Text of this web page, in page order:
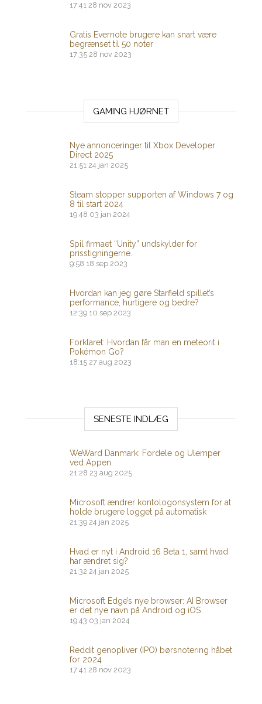
17:41 28 nov 2023
Gratis Evernote brugere kan snart være
begrænset til 50 noter
17:35 28 nov 2023
GAMING HJØRNET
Nye annonceringer til Xbox Developer
Direct 2025
21:51 24 jan 2025
Steam stopper supporten af ​​Windows 7 og
8 til start 2024
19:48 03 jan 2024
Spil firmaet “Unity” undskylder for
prisstigningerne.
9:58 18 sep 2023
Hvordan kan jeg gøre Starfield spillet’s
performance, hurtigere og bedre?
12:39 10 sep 2023
Forklaret: Hvordan får man en meteorit i
Pokémon Go?
18:15 27 aug 2023
SENESTE INDLÆG
WeWard Danmark: Fordele og Ulemper
ved Appen
21:28 23 aug 2025
Microsoft ændrer kontologonsystem for at
holde brugere logget på automatisk
21:39 24 jan 2025
Hvad er nyt i Android 16 Beta 1, samt hvad
har ændret sig?
21:32 24 jan 2025
Microsoft Edge’s nye browser: AI Browser
er det nye navn på Android og iOS
19:43 03 jan 2024
Reddit genopliver (IPO) børsnotering håbet
for 2024
17:41 28 nov 2023